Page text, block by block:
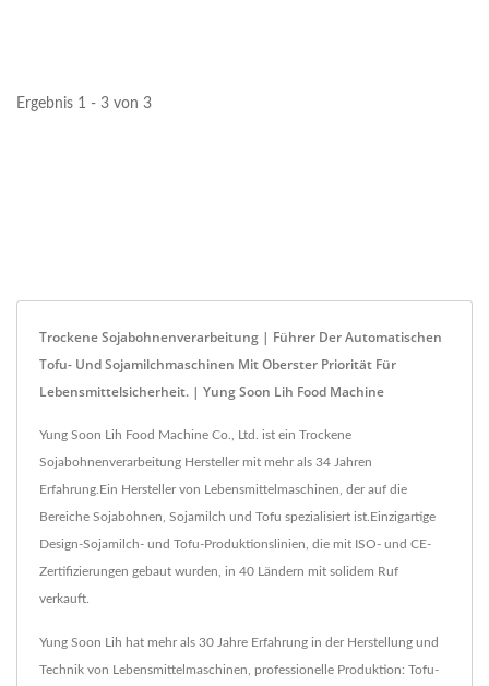
Ergebnis 1 - 3 von 3
Trockene Sojabohnenverarbeitung | Führer Der Automatischen
Tofu- Und Sojamilchmaschinen Mit Oberster Priorität Für
Lebensmittelsicherheit. | Yung Soon Lih Food Machine
Yung Soon Lih Food Machine Co., Ltd. ist ein Trockene
Sojabohnenverarbeitung Hersteller mit mehr als 34 Jahren
Erfahrung.Ein Hersteller von Lebensmittelmaschinen, der auf die
Bereiche Sojabohnen, Sojamilch und Tofu spezialisiert ist.Einzigartige
Design-Sojamilch- und Tofu-Produktionslinien, die mit ISO- und CE-
Zertifizierungen gebaut wurden, in 40 Ländern mit solidem Ruf
verkauft.
Yung Soon Lih hat mehr als 30 Jahre Erfahrung in der Herstellung und
Technik von Lebensmittelmaschinen, professionelle Produktion: Tofu-